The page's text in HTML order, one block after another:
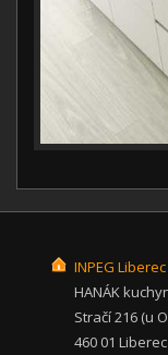
INPEG
HANÁK
Stračí 216 (u
460 01